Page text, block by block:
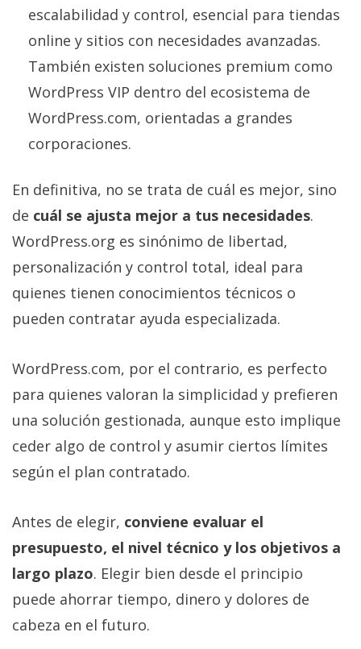
escalabilidad y control, esencial para tiendas
online y sitios con necesidades avanzadas.
También existen soluciones premium como
WordPress VIP dentro del ecosistema de
WordPress.com, orientadas a grandes
corporaciones.
En definitiva, no se trata de cuál es mejor, sino
de cuál se ajusta mejor a tus necesidades.
WordPress.org es sinónimo de libertad,
personalización y control total, ideal para
quienes tienen conocimientos técnicos o
pueden contratar ayuda especializada.
WordPress.com, por el contrario, es perfecto
para quienes valoran la simplicidad y prefieren
una solución gestionada, aunque esto implique
ceder algo de control y asumir ciertos límites
según el plan contratado.
Antes de elegir, conviene evaluar el
presupuesto, el nivel técnico y los objetivos a
largo plazo. Elegir bien desde el principio
puede ahorrar tiempo, dinero y dolores de
cabeza en el futuro.